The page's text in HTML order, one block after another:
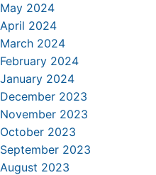
May 2024
April 2024
March 2024
February 2024
January 2024
December 2023
November 2023
October 2023
September 2023
August 2023